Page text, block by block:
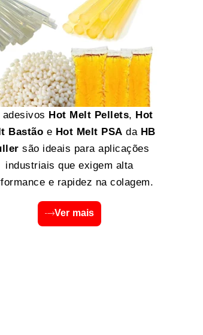
adesivos Hot Melt Pellets, Hot
Bastão e Hot Melt PSA da HB
são ideais para aplicações
industriais que exigem alta
e rapidez na colagem.
Ver mais